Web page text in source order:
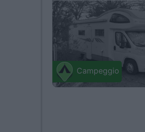
Campeggio